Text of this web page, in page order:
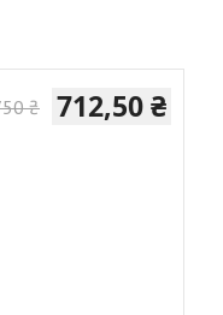
₴ 712,50 ₴